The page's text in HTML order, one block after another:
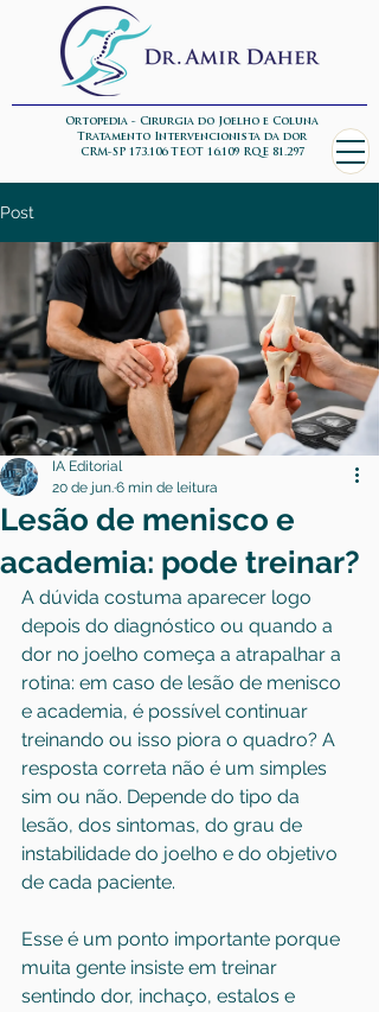
Ortopedia - Cirurgia do Joelho e Coluna
Tratamento Intervencionista da dor
CRM-SP 173.106 TEOT 16.109 RQE 81.297
Post
Lesão de menisco e
academia: pode treinar?
IA Editorial
20 de jun.6 min de leitura
A dúvida costuma aparecer logo
depois do diagnóstico ou quando a
dor no joelho começa a atrapalhar a
rotina: em caso de lesão de menisco
e academia, é possível continuar
treinando ou isso piora o quadro? A
resposta correta não é um simples
sim ou não. Depende do tipo da
lesão, dos sintomas, do grau de
instabilidade do joelho e do objetivo
de cada paciente.
Esse é um ponto importante porque
muita gente insiste em treinar
sentindo dor, inchaço, estalos e